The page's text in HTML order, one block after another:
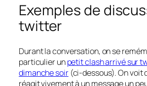
Exemples de
twitter
Durant la conversation, on se
particulier unpetit clash arrivé sur
dimanche soir(ci-dessous). On voit
réagit vivement à un message un